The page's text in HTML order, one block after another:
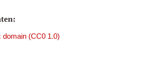
domain (CC0 1.0)